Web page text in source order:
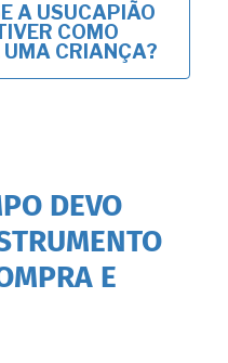
A USUCAPIÃO
COMO
CRIANÇA?
DEVO
E